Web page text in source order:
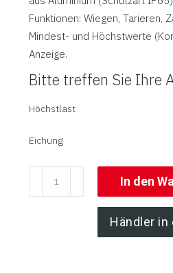
Funktionen: Wiegen, Tarieren,
Mindest- und Höchstwerte
Anzeige.
Bitte treffen Sie Ihre
Höchstlast
Eichung
In den
Händler in